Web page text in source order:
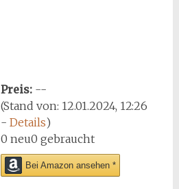
Preis: --
(Stand von: 12.01.2024, 12:26
- Details)
0 neu0 gebraucht
Bei Amazon ansehen *